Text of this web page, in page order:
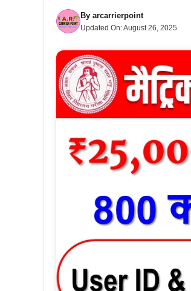
By arcarrierpoint
Updated On:August 26, 2025